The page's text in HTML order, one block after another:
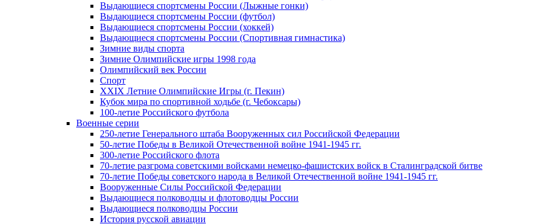
Выдающиеся спортсмены России (Лыжные гонки)
Выдающиеся спортсмены России (футбол)
Выдающиеся спортсмены России (хоккей)
Выдающиеся спортсмены России (Спортивная гимнастика)
Зимние виды спорта
Зимние Олимпийские игры 1998 года
Олимпийский век России
Спорт
XXIX Летние Олимпийские Игры (г. Пекин)
Кубок мира по спортивной ходьбе (г. Чебоксары)
100-летие Российского футбола
Военные серии
250-летие Генерального штаба Вооруженных сил Российской Федерации
50-летие Победы в Великой Отечественной войне 1941-1945 гг.
300-летие Российского флота
70-летие разгрома советскими войсками немецко-фашистских войск в Сталинградской битве
70-летие Победы советского народа в Великой Отечественной войне 1941-1945 гг.
Вооруженные Силы Российской Федерации
Выдающиеся полководцы и флотоводцы России
Выдающиеся полководцы России
История русской авиации